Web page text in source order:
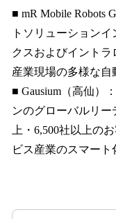
■ mR Mobile Robots
トソリューション
クスおよびイントラ
産業現場の多様な自
■ Gausium（高仙）
ンのグローバルリー
上・6,500社以上の
ビス産業のスマート